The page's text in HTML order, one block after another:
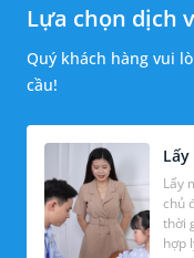
Lựa chọn dịch
Quý khách hàng vui
cầu!
Lấy
chủ
thời gian đi lại,
hợp